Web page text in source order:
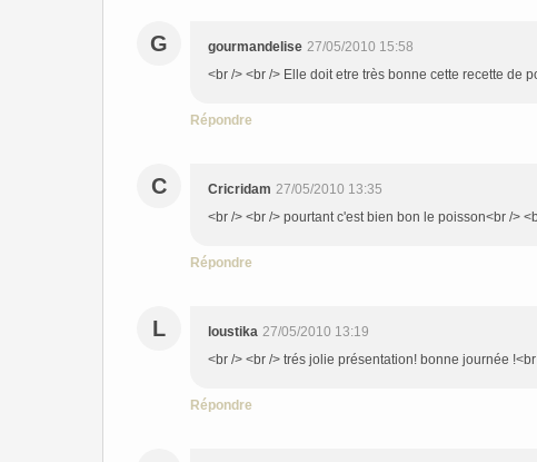
G gourmandelise 27/05/2010 15:58
<br /> <br /> Elle doit etre très bonne cette recette de
Répondre
C Cricridam 27/05/2010 13:35
<br /> <br /> pourtant c'est bien bon le poisson<br />
Répondre
L loustika 27/05/2010 13:19
<br /> <br /> trés jolie présentation! bonne journée
Répondre